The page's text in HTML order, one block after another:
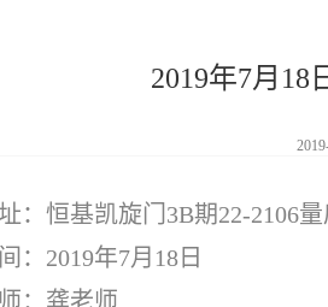
2019年7月18
：恒基凯旋门3B期22-2106量
：2019年7月18日
：龚老师